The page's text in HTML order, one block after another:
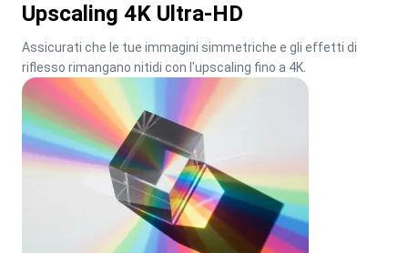
Upscaling 4K Ultra-HD
Assicurati che le tue immagini simmetriche e gli effetti di
riflesso rimangano nitidi con l'upscaling fino a 4K.